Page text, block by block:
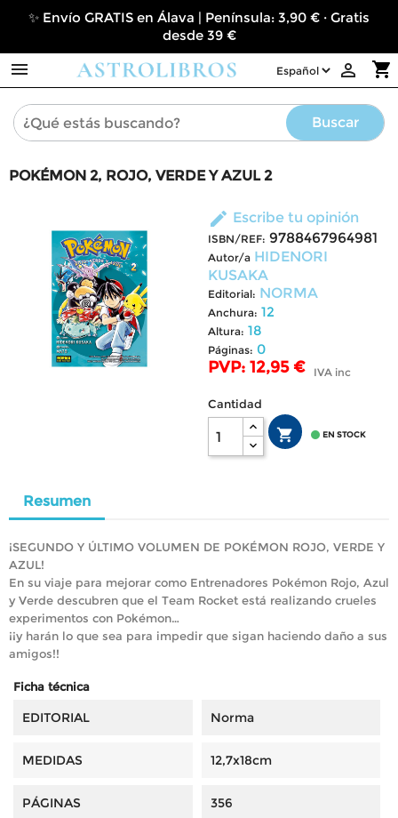
✨ Envío GRATIS en Álava | Península: 3,90 € · Gratis
desde 39 €
 shopping_cart

Buscar
POKÉMON 2, ROJO, VERDE Y AZUL 2
edit Escribe tu opinión
ISBN/REF: 9788467964981
Autor/a HIDENORI
KUSAKA
Editorial: NORMA
Anchura: 12
Altura: 18
Páginas: 0
PVP: 12,95 € IVA inc
Cantidad
  EN STOCK
Resumen
¡SEGUNDO Y ÚLTIMO VOLUMEN DE POKÉMON ROJO, VERDE Y
AZUL!
En su viaje para mejorar como Entrenadores Pokémon Rojo, Azul
y Verde descubren que el Team Rocket está realizando crueles
experimentos con Pokémon…
¡¡y harán lo que sea para impedir que sigan haciendo daño a sus
amigos!!
Ficha técnica
EDITORIAL Norma
MEDIDAS 12,7x18cm
PÁGINAS 356